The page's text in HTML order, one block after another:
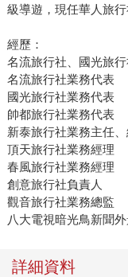
級導遊，現任華人旅行
經歷：
名流旅行社、國光旅
名流旅行社業務代表
國光旅行社業務代表
帥都旅行社業務代表
新泰旅行社業務主任
頂天旅行社業務經理
春風旅行社業務經理
創意旅行社負責人
觀音旅行社業務總監
八大電視暗光鳥新聞
詳細資料